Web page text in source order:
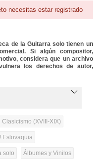
necesitas estar registrado
de la Guitarra solo tienen un
Si algún compositor,
considera que un archivo
los derechos de autor,
Clasicismo (XVIII-XIX)
Eslovaquia
solo Álbumes y Vinilos